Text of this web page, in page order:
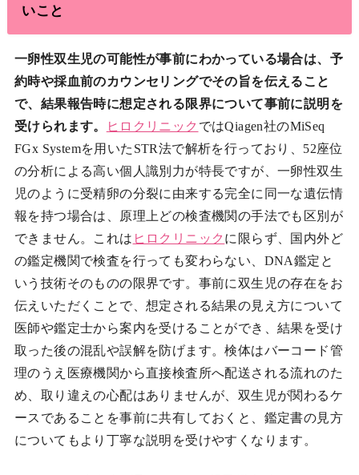
いこと
一卵性双生児の可能性が事前にわかっている場合は、予
約時や採血前のカウンセリングでその旨を伝えること
で、結果報告時に想定される限界について事前に説明を
受けられます。
ヒロクリニック ではQiagen社のMiSeq
FGx Systemを用いたSTR法で解析を行っており、52座位
の分析による高い個人識別力が特長ですが、一卵性双生
児のように受精卵の分裂に由来する完全に同一な遺伝情
報を持つ場合は、原理上どの検査機関の手法でも区別が
できません。これは ヒロクリニック に限らず、国内外ど
の鑑定機関で検査を行っても変わらない、DNA鑑定と
いう技術そのものの限界です。事前に双生児の存在をお
伝えいただくことで、想定される結果の見え方について
医師や鑑定士から案内を受けることができ、結果を受け
取った後の混乱や誤解を防げます。検体はバーコード管
理のうえ医療機関から直接検査所へ配送される流れのた
め、取り違えの心配はありませんが、双生児が関わるケ
ースであることを事前に共有しておくと、鑑定書の見方
についてもより丁寧な説明を受けやすくなります。